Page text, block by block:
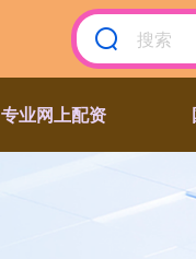
专业网上配资